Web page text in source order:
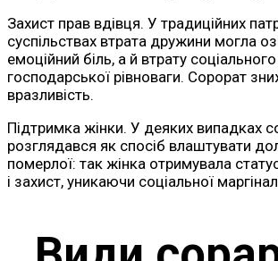
Захист прав вдівця. У традиційних
суспільствах втрата дружини могла
емоційний біль, а й втрату
господарської рівноваги. Сорорат
вразливість.
Підтримка жінки. У деяких випадках
розглядався як спосіб влаштувати
померлої: так жінка отримувала
і захист, уникаючи соціальної